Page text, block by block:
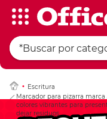
Escritura
Marcador para pizarra
colores vibrantes para
dejar residuos.